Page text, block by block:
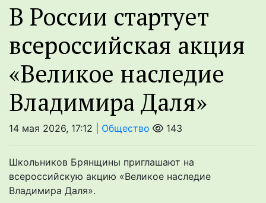
В России стартует
всероссийская акция
«Великое наследие
Владимира Даля»
14 мая 2026, 17:12 | Общество 143
Школьников Брянщины приглашают на
всероссийскую акцию «Великое наследие
Владимира Даля».